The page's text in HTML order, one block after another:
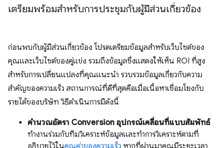
เตรียมพร้อมสําหรับการประชุมกับผู้มีส่วนเกี่ยวข้อง
ก่อนพบกับผู้มีส่วนเกี่ยวข้อง โปรดเตรียมข้อมูลสําหรับเว็บไซต์ของ
คุณและเว็บไซต์ของคู่แข่ง รวมถึงข้อมูลซึ่งแสดงให้เห็น ROI ที่สูง
สําหรับการเปลี่ยนแปลงที่คุณแนะนํา รวบรวมข้อมูลเกี่ยวกับความ
สำคัญของความเร็ว สถานการณ์ที่ดีที่สุดคือเมื่อเนื้อหาเชื่อมโยงกับ
รายได้ของบริษัท วิธีดำเนินการมีดังนี้
คํานวณอัตรา Conversion อุปกรณ์เคลื่อนที่แบบสัมพัทธ์
ทํางานร่วมกับทีมวิเคราะห์ข้อมูลและทําการวิเคราะห์ตามที่
อธิบายไว้ในคุณค่าของความเร็ว หากที่ผ่านมาคุณมีระยะเวลา